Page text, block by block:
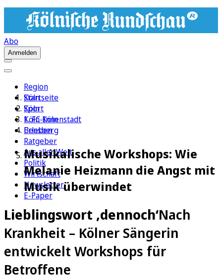
Abo
Anmelden
Region
Köln
Sport
1. FC Köln
Erleben
Ratgeber
Aus aller Welt
Politik
Wirtschaft
Newsletter
E-Paper
Startseite
Köln
Köln-Innenstadt
Bensberg
Musikalische Workshops: Wie
Melanie Heizmann die Angst mit
Musik überwindet
Lieblingswort ‚dennoch‘Nach
Krankheit – Kölner Sängerin
entwickelt Workshops für
Betroffene